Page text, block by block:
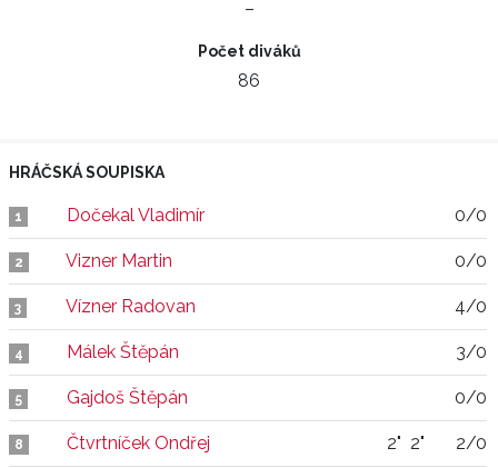
–
Počet diváků
86
HRÁČSKÁ SOUPISKA
1 Dočekal Vladimír 0/0
2 Vizner Martin 0/0
3 Vízner Radovan 4/0
4 Málek Štěpán 3/0
5 Gajdoš Štěpán 0/0
8 Čtvrtníček Ondřej 2" 2" 2/0